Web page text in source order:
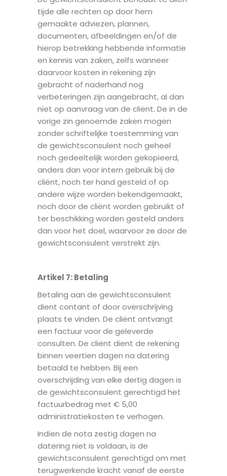
tijde alle rechten op door hem
gemaakte adviezen, plannen,
documenten, afbeeldingen en/of de
hierop betrekking hebbende informatie
en kennis van zaken, zelfs wanneer
daarvoor kosten in rekening zijn
gebracht of naderhand nog
verbeteringen zijn aangebracht, al dan
niet op aanvraag van de cliënt. De in de
vorige zin genoemde zaken mogen
zonder schriftelijke toestemming van
de gewichtsconsulent noch geheel
noch gedeeltelijk worden gekopieerd,
anders dan voor intern gebruik bij de
cliënt, noch ter hand gesteld of op
andere wijze worden bekendgemaakt,
noch door de cliënt worden gebruikt of
ter beschikking worden gesteld anders
dan voor het doel, waarvoor ze door de
gewichtsconsulent verstrekt zijn.
Artikel 7: Betaling
Betaling aan de gewichtsconsulent
dient contant of door overschrijving
plaats te vinden. De cliënt ontvangt
een factuur voor de geleverde
consulten. De cliënt dient de rekening
binnen veertien dagen na datering
betaald te hebben. Bij een
overschrijding van elke dertig dagen is
de gewichtsconsulent gerechtigd het
factuurbedrag met € 5,00
administratiekosten te verhogen.
Indien de nota zestig dagen na
datering niet is voldaan, is de
gewichtsconsulent gerechtigd om met
terugwerkende kracht vanaf de eerste